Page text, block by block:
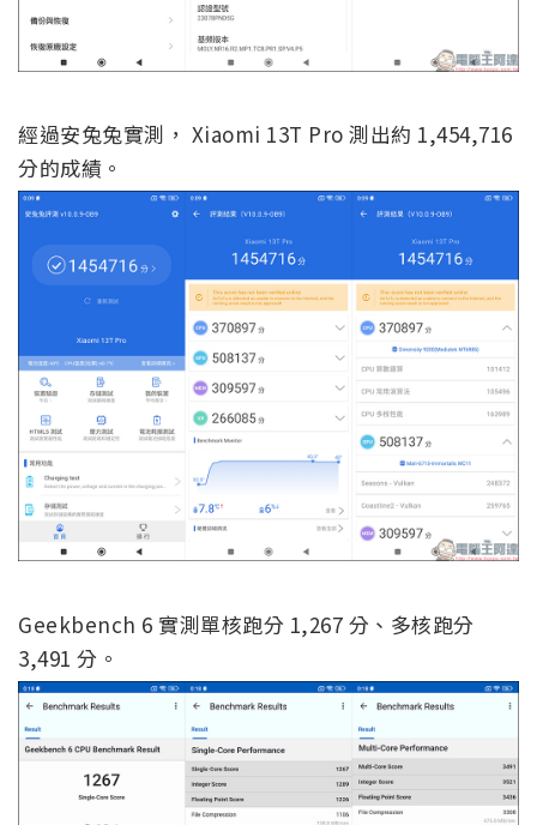
經過安兔兔實測， Xiaomi 13T Pro 測出約 1,454,716
分的成績。
Geekbench 6 實測單核跑分 1,267 分、多核跑分
3,491 分。